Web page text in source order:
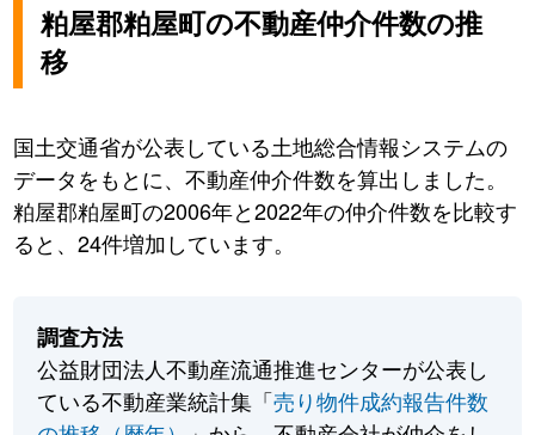
粕屋郡粕屋町の不動産仲介件数の推
移
国土交通省が公表している土地総合情報システムの
データをもとに、不動産仲介件数を算出しました。
粕屋郡粕屋町の2006年と2022年の仲介件数を比較す
ると、24件増加しています。
調査方法
公益財団法人不動産流通推進センターが公表し
ている不動産業統計集「売り物件成約報告件数